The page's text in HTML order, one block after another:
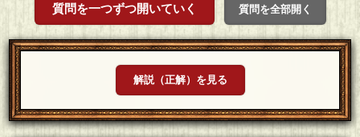
質問を一つずつ開いていく 質問を全部開く
解説（正解）を見る